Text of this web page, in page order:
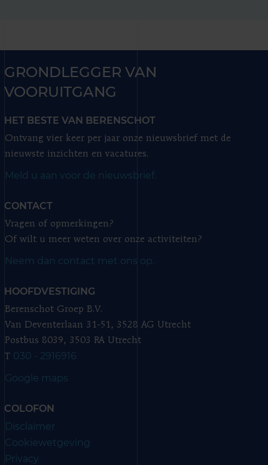
GRONDLEGGER VAN
VOORUITGANG
HET BESTE VAN BERENSCHOT
Ontvang vier keer per jaar onze nieuwsbrief met de
nieuwste inzichten en vacatures.
Meld u aan voor de nieuwsbrief.
CONTACT
Vragen of opmerkingen?
Of wilt u meer weten over onze activiteiten?
Neem dan contact met ons op.
HOOFDVESTIGING
Berenschot Groep B.V.
Van Deventerlaan 31-51, 3528 AG Utrecht
Postbus 8039, 3503 RA Utrecht
T 030 - 2916916
Google maps
COLOFON
Disclaimer
Cookiewetgeving
Privacy